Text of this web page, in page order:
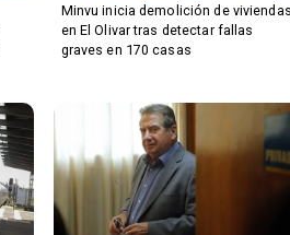
Minvu inicia demolición de
en El Olivar tras detectar fallas
graves en 170 casas